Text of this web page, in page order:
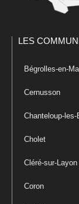
LES
Bégrolles-en-
Cernusson
Chanteloup-les-
Cholet
Cléré-sur-Layon
Coron